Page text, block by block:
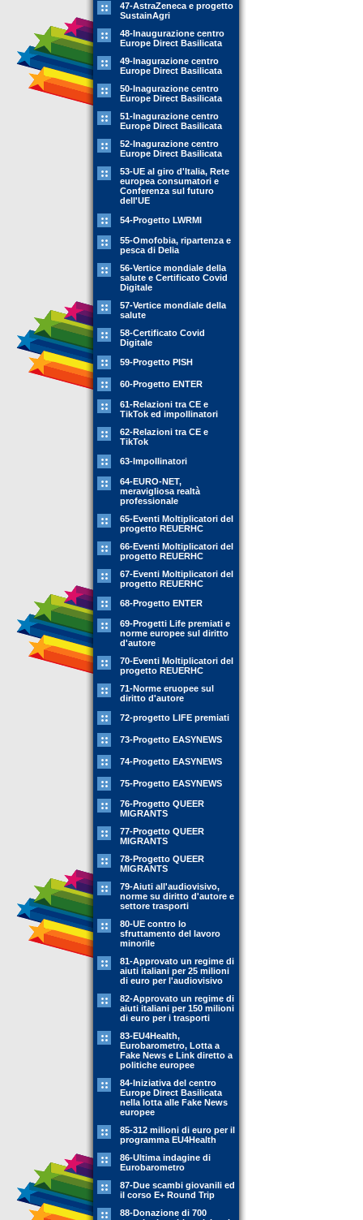
47-AstraZeneca e progetto
SustainAgri
48-Inaugurazione centro
Europe Direct Basilicata
49-Inagurazione centro
Europe Direct Basilicata
50-Inagurazione centro
Europe Direct Basilicata
51-Inagurazione centro
Europe Direct Basilicata
52-Inagurazione centro
Europe Direct Basilicata
53-UE al giro d'Italia, Rete
europea consumatori e
Conferenza sul futuro
dell'UE
54-Progetto LWRMI
55-Omofobia, ripartenza e
pesca di Delia
56-Vertice mondiale della
salute e Certificato Covid
Digitale
57-Vertice mondiale della
salute
58-Certificato Covid
Digitale
59-Progetto PISH
60-Progetto ENTER
61-Relazioni tra CE e
TikTok ed impollinatori
62-Relazioni tra CE e
TikTok
63-Impollinatori
64-EURO-NET,
meravigliosa realtà
professionale
65-Eventi Moltiplicatori del
progetto REUERHC
66-Eventi Moltiplicatori del
progetto REUERHC
67-Eventi Moltiplicatori del
progetto REUERHC
68-Progetto ENTER
69-Progetti Life premiati e
norme europee sul diritto
d'autore
70-Eventi Moltiplicatori del
progetto REUERHC
71-Norme eruopee sul
diritto d'autore
72-progetto LIFE premiati
73-Progetto EASYNEWS
74-Progetto EASYNEWS
75-Progetto EASYNEWS
76-Progetto QUEER
MIGRANTS
77-Progetto QUEER
MIGRANTS
78-Progetto QUEER
MIGRANTS
79-Aiuti all'audiovisivo,
norme su diritto d'autore e
settore trasporti
80-UE contro lo
sfruttamento del lavoro
minorile
81-Approvato un regime di
aiuti italiani per 25 milioni
di euro per l'audiovisivo
82-Approvato un regime di
aiuti italiani per 150 milioni
di euro per i trasporti
83-EU4Health,
Eurobarometro, Lotta a
Fake News e Link diretto a
politiche europee
84-Iniziativa del centro
Europe Direct Basilicata
nella lotta alle Fake News
europee
85-312 milioni di euro per il
programma EU4Health
86-Ultima indagine di
Eurobarometro
87-Due scambi giovanili ed
il corso E+ Round Trip
88-Donazione di 700